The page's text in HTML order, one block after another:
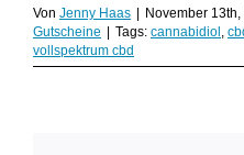
Von Jenny Haas November
Gutscheine
Tags: cannabidiol ,
vollspektrum cbd